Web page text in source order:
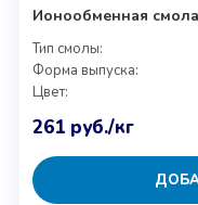
Ионообменная
Тип смолы:
Форма выпуска:
Цвет:
261 руб./кг